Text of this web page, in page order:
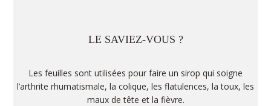
LE SAVIEZ-VOUS ?
Les feuilles sont utilisées pour faire un sirop qui soigne
l’arthrite rhumatismale, la colique, les flatulences, la toux, les
maux de tête et la fièvre.